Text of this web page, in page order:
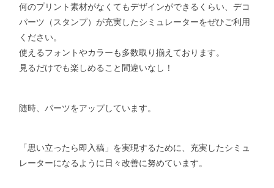
何のプリント素材がなくてもデザインができるくらい、デコ
パーツ（スタンプ）が充実したシミュレーターをぜひご利用
ください。
使えるフォントやカラーも多数取り揃えております。
見るだけでも楽しめること間違いなし！
随時、パーツをアップしています。
「思い立ったら即入稿」を実現するために、充実したシミュ
レーターになるように日々改善に努めています。